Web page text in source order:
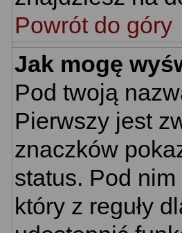
Powrót do góry
Jak mogę
Pod twoją
Pierwszy jest
znaczków
status. Pod
który z reguły